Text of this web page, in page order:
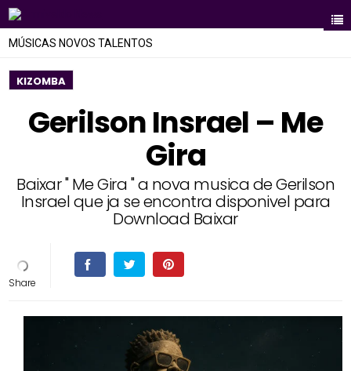
MÚSICAS NOVOS TALENTOS
KIZOMBA
Gerilson Insrael – Me
Gira
Baixar " Me Gira " a nova musica de Gerilson
Insrael que ja se encontra disponivel para
Download Baixar